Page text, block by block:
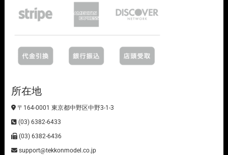
所在地
〒164-0001 東京都中野区中野3-1-3
(03) 6382-6433
(03) 6382-6436
support@tekkonmodel.co.jp